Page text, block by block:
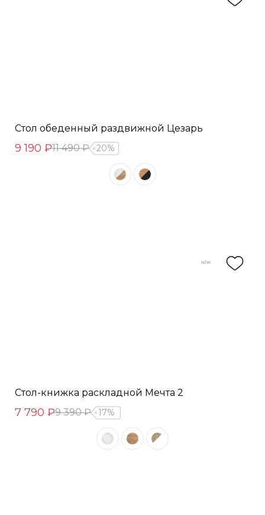
Стол обеденный раздвижной Цезарь
9 190 ₽11 490 ₽ 20%
Стол-книжка раскладной Мечта 2
7 790 ₽9 390 ₽ 17%